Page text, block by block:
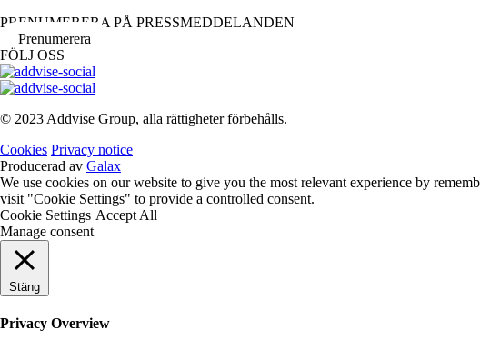
PRENUMERERA PÅ PRESSMEDDELANDEN
Prenumerera
FÖLJ OSS
© 2023 Addvise Group, alla rättigheter förbehålls.
Cookies Privacy notice
Producerad av Galax
We use cookies on our website to give you the most relevant experience by
visit "Cookie Settings" to provide a controlled consent.
Cookie Settings Accept All
Manage consent
Stäng
Privacy Overview